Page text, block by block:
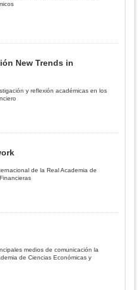
New Trends in
y reflexión académicas en los
de la Real Academia de
medios de comunicación la
de Ciencias Económicas y